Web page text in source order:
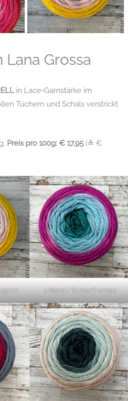
Grossa
in Lace-Garnstärke im
Tüchern und Schals verstrickt
Preis pro 100g: € 17,95(≙ €
3 Petrol/Türkis/Fuchsia